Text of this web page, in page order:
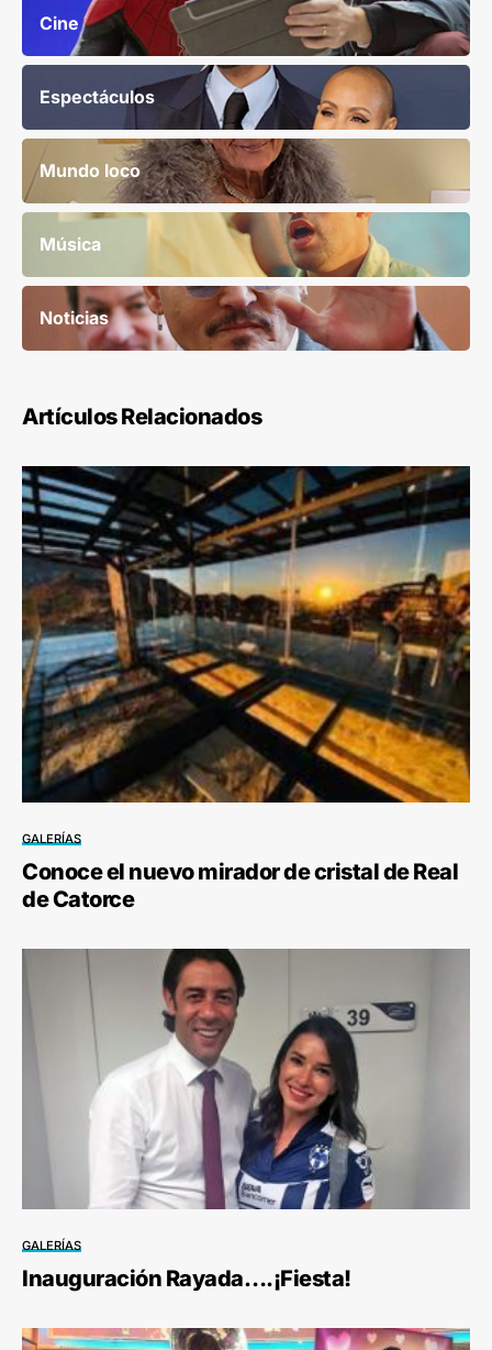
Cine
Espectáculos
Mundo loco
Música
Noticias
Artículos Relacionados
GALERÍAS
Conoce el nuevo mirador de cristal de Real
de Catorce
GALERÍAS
Inauguración Rayada….¡Fiesta!